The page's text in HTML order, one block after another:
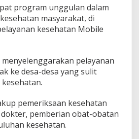
t
a
s
e
h
a
a
n
M
a
program unggulan dalam
masyarakat, di
kesehatan Mobile
pelayanan
ke desa-desa yang sulit
pemeriksaan kesehatan
pemberian obat-obatan
kesehatan.